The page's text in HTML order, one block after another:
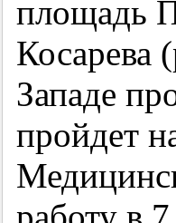
площадь
Косарева
Западе
пройдет